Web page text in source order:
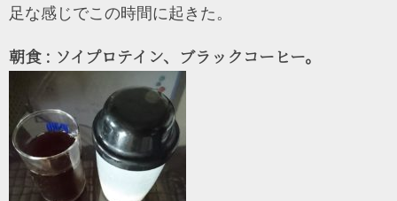
足な感じでこの時間に起きた。
朝食 : ソイプロテイン、ブラックコーヒー。